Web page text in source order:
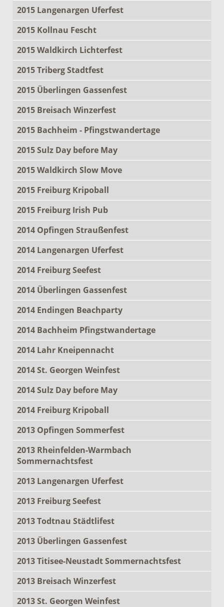
2015 Langenargen Uferfest
2015 Kollnau Fescht
2015 Waldkirch Lichterfest
2015 Triberg Stadtfest
2015 Überlingen Gassenfest
2015 Breisach Winzerfest
2015 Bachheim - Pfingstwandertage
2015 Sulz Day before May
2015 Waldkirch Slow Move
2015 Freiburg Kripoball
2015 Freiburg Irish Pub
2014 Opfingen Straußenfest
2014 Langenargen Uferfest
2014 Freiburg Seefest
2014 Überlingen Gassenfest
2014 Endingen Beachparty
2014 Bachheim Pfingstwandertage
2014 Lahr Kneipennacht
2014 St. Georgen Weinfest
2014 Sulz Day before May
2014 Freiburg Kripoball
2013 Opfingen Sommerfest
2013 Rheinfelden-Warmbach
Sommernachtsfest
2013 Langenargen Uferfest
2013 Freiburg Seefest
2013 Todtnau Städtlifest
2013 Überlingen Gassenfest
2013 Titisee-Neustadt Sommernachtsfest
2013 Breisach Winzerfest
2013 St. Georgen Weinfest